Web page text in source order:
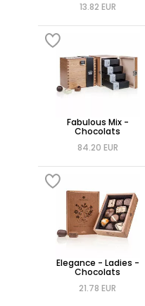
13.82 EUR
Fabulous Mix -
Chocolats
84.20 EUR
Elegance - Ladies -
Chocolats
21.78 EUR